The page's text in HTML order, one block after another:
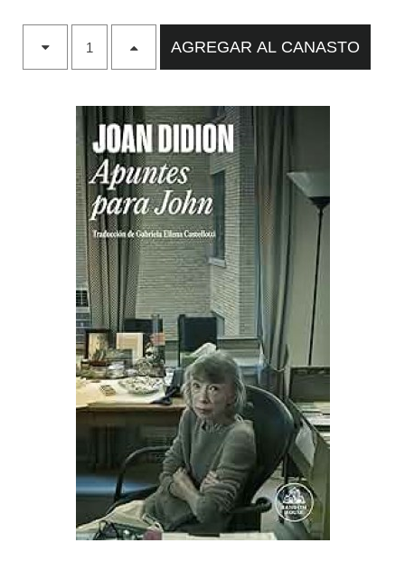
AGREGAR AL CANASTO